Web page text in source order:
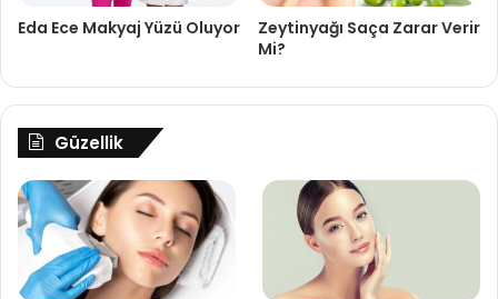
Eda Ece Makyaj Yüzü Oluyor
Zeytinyağı Saça Zarar Verir
Mi?
Güzellik